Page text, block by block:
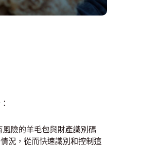
風險的羊毛包與財產識別碼
況，從而快速識別和控制這